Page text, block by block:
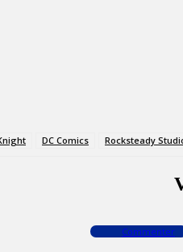
DC Comics Rocksteady
Commenter